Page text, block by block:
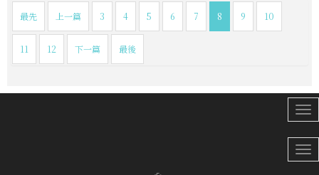
最先 上一篇 3 4 5 6 7 8 9 10
11 12 下一篇 最後